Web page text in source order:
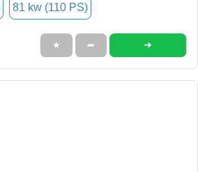
81 kw (110 PS)
★ ➦ ➜